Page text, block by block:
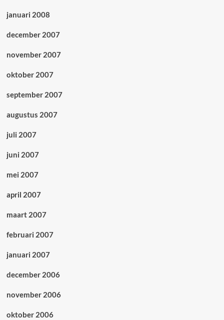
januari 2008
december 2007
november 2007
oktober 2007
september 2007
augustus 2007
juli 2007
juni 2007
mei 2007
april 2007
maart 2007
februari 2007
januari 2007
december 2006
november 2006
oktober 2006